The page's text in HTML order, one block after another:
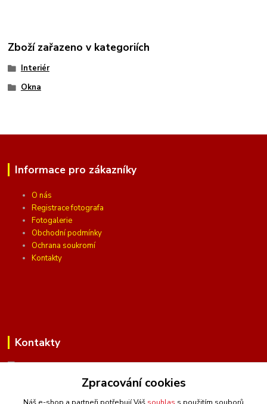
Zboží zařazeno v kategoriích
Interiér
Okna
Informace pro zákazníky
O nás
Registrace fotografa
Fotogalerie
Obchodní podmínky
Ochrana soukromí
Kontakty
Kontakty
(Po-Pá, 10 - 16 hod.)
Zpracování cookies